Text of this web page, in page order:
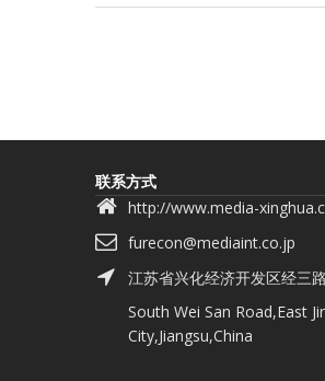
联系方式
http://www.media-
furecon@mediaint.co.jp
江苏省兴化经济开发区经三
South Wei San Road,East
City,Jiangsu,China